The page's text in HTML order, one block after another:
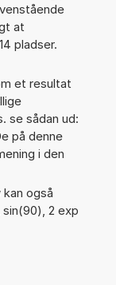
at
pladser.
et resultat
se sådan ud:
på denne
i den
også
2 exp